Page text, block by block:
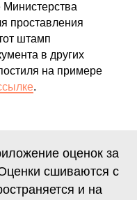
Министерства
проставления
штамп
в других
на примере
.
оценок за
сшиваются с
и на